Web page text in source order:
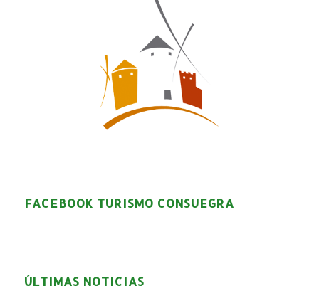
FACEBOOK TURISMO CONSUEGRA
ÚLTIMAS NOTICIAS